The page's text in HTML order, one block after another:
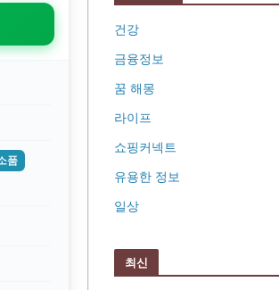
품
건강
금융정보
꿈 해몽
라이프
쇼핑커넥트
유용한 정보
일상
최신